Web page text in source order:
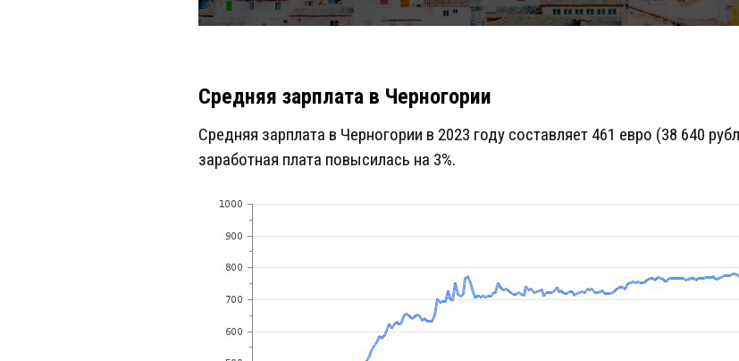
Средняя зарплата в Черногории
Средняя зарплата в Черногории в 2023 году составляет 461 евро (38 640
заработная плата повысилась на 3%.